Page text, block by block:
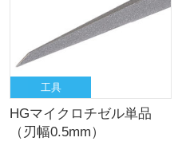
工具
HGマイクロチゼル単品
（刃幅0.5mm）